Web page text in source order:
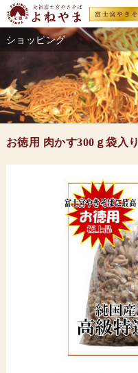
ショッピング
お徳用 肉かす300ｇ袋入り